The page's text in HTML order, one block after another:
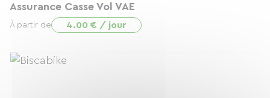
Assurance Casse Vol VAE
À partir de 4.00 € / jour